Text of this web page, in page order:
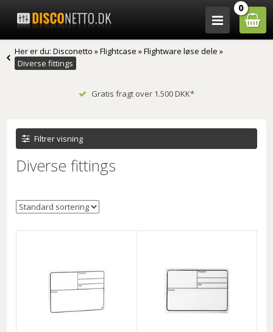
0
Her er du:Disconetto »Flightcase »Flightware løse dele »
Diverse fittings
Gratis fragt over 1.500 DKK*
Filtrer visning
Diverse fittings